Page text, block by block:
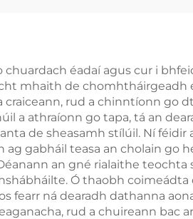
éadaí agus cur i
mhaith de chomhtháirgeadh
craiceann, rud a chinntíonn go
a athraíonn go tapa, tá an
de sheasamh stílúil. Ní féidir
gabháil teasa an cholain go
an gné rialaithe teochta
Ó thaobh coimeádta
fearr ná dearadh dathanna
rud a chuireann bac